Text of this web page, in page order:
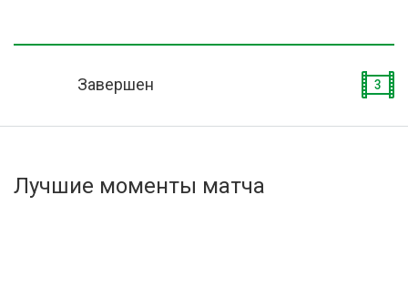
Активировать промокод
Завершен 3
Лучшие моменты матча